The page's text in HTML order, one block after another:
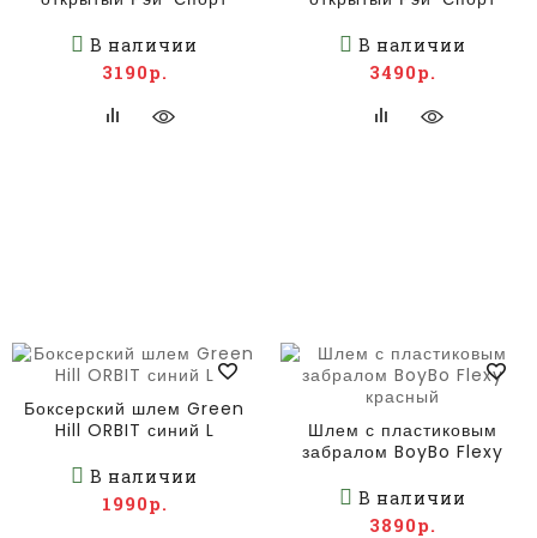
В наличии
3190р.
В наличии
3490р.
Боксерский шлем Green
Hill ORBIT синий L
В наличии
1990р.
Шлем с пластиковым
забралом BoyBo Flexy
В наличии
3890р.